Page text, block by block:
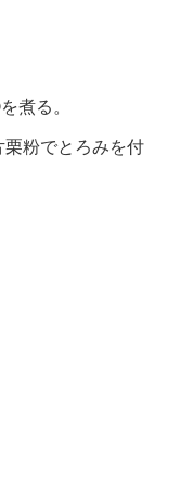
煮る。
粉でとろみを付